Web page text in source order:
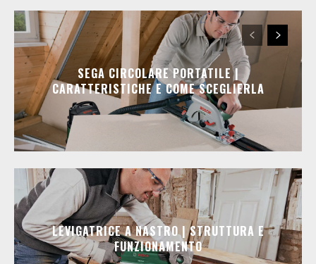
SEGA CIRCOLARE PORTATILE |
CARATTERISTICHE E COME SCEGLIERLA
LEVIGATRICE A NASTRO | STRUTTURA E
FUNZIONAMENTO